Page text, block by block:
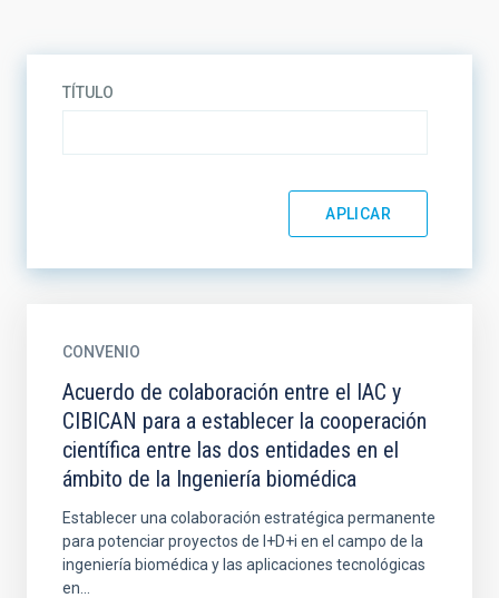
TÍTULO
CONVENIO
Acuerdo de colaboración entre el IAC y
CIBICAN para a establecer la cooperación
científica entre las dos entidades en el
ámbito de la Ingeniería biomédica
Establecer una colaboración estratégica permanente
para potenciar proyectos de I+D+i en el campo de la
ingeniería biomédica y las aplicaciones tecnológicas
en...